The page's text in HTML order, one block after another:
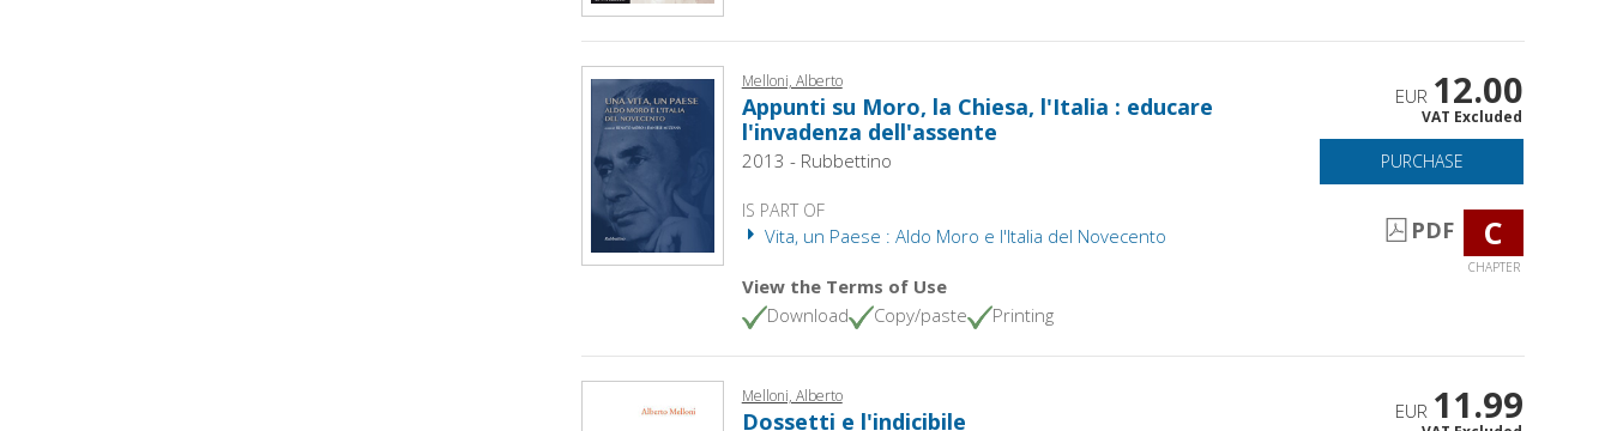
Melloni, Alberto
Appunti su Moro, la Chiesa, l'Italia : educare
l'invadenza dell'assente
2013 - Rubbettino
IS PART OF
Vita, un Paese : Aldo Moro e l'Italia del Novecento
View the Terms of Use
Download
Copy/paste Printing
EUR 12.00
VAT Excluded
PURCHASE
PDF C
CHAPTER
Melloni, Alberto
Dossetti e l'indicibile EUR 11.99